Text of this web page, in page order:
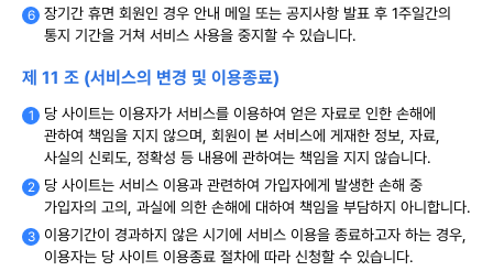
장기간 휴면 회원인 경우 안내 메일 또는 공지사항 발표 후 1주일간의
통지 기간을 거쳐 서비스 사용을 중지할 수 있습니다.
제 11 조 (서비스의 변경 및 이용종료)
당 사이트는 이용자가 서비스를 이용하여 얻은 자료로 인한 손해에
관하여 책임을 지지 않으며, 회원이 본 서비스에 게재한 정보, 자료,
사실의 신뢰도, 정확성 등 내용에 관하여는 책임을 지지 않습니다.
당 사이트는 서비스 이용과 관련하여 가입자에게 발생한 손해 중
가입자의 고의, 과실에 의한 손해에 대하여 책임을 부담하지 아니합니다.
이용기간이 경과하지 않은 시기에 서비스 이용을 종료하고자 하는 경우,
이용자는 당 사이트 이용종료 절차에 따라 신청할 수 있습니다.